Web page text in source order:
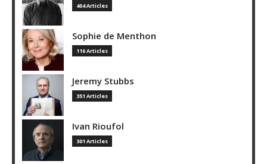
404 Articles
Sophie de Menthon
116 Articles
Jeremy Stubbs
351 Articles
Ivan Rioufol
301 Articles